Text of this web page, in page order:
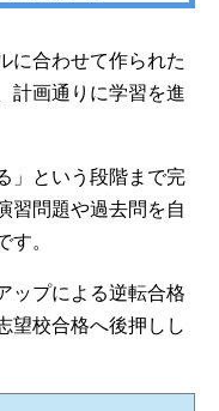
に合わせて作られた
計画通りに学習を進
」という段階まで完
習問題や過去問を自
す。
ップによる逆転合格
望校合格へ後押しし